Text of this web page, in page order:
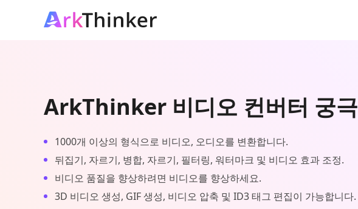
ArkThinker 비디오 컨버터 궁극
1000개 이상의 형식으로 비디오, 오디오를 변환합니다.
뒤집기, 자르기, 병합, 자르기, 필터링, 워터마크 및 비디오 효과 조정.
비디오 품질을 향상하려면 비디오를 향상하세요.
3D 비디오 생성, GIF 생성, 비디오 압축 및 ID3 태그 편집이 가능합니다.